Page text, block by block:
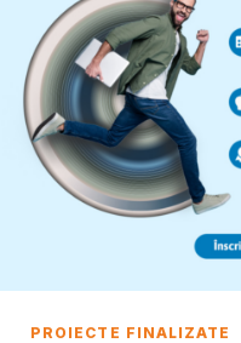
PROIECTE FINALIZATE